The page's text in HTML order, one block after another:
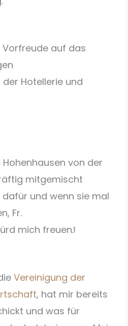
auf das
Hotellerie und
von der
mitgemischt
dafür und wenn sie mal
Fr.
mich freuenJ
Vereinigung der
, hat mir bereits
und was für